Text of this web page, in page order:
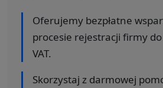
Oferujemy bezpłatne
procesie rejestracji firmy do
VAT.
Skorzystaj z darmowej